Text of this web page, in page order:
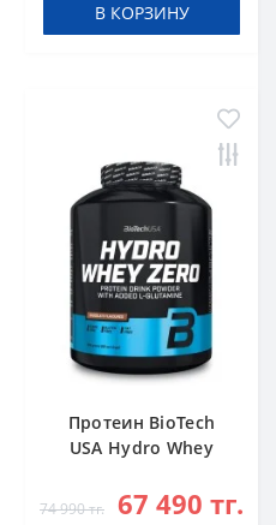
В КОРЗИНУ
Протеин BioTech
USA Hydro Whey
74 990 тг. 67 490 тг.